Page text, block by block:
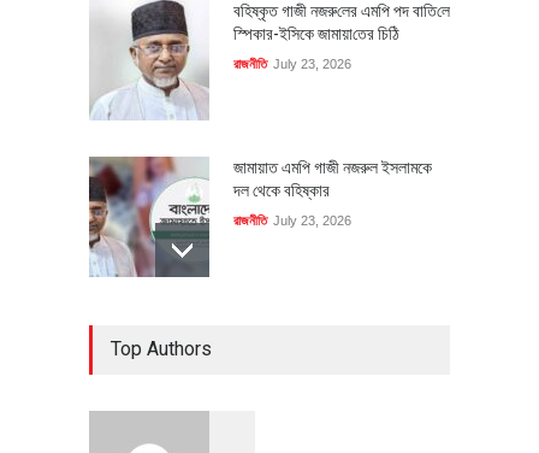
বহিষ্কৃত গাজী নজরু‌লের এম‌পি পদ বা‌তি‌লে
স্পিকার-ইসিকে জামায়া‌তের চি‌ঠি
রাজনীতি July 23, 2026
জামায়াত এমপি গাজী নজরুল ইসলামকে
দল থেকে বহিষ্কার
রাজনীতি July 23, 2026
Top Authors